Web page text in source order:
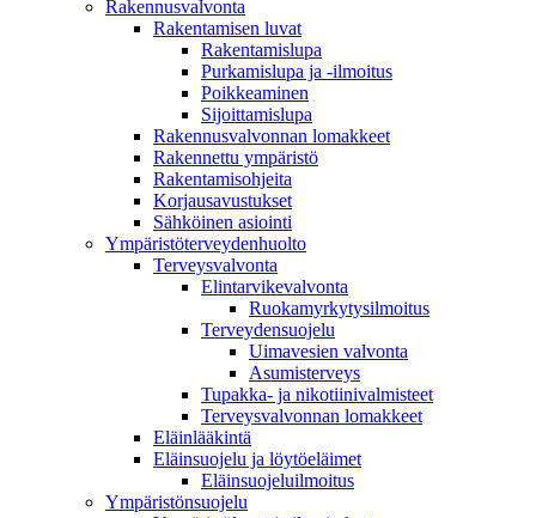
Rakennusvalvonta
Rakentamisen luvat
Rakentamislupa
Purkamislupa ja -ilmoitus
Poikkeaminen
Sijoittamislupa
Rakennusvalvonnan lomakkeet
Rakennettu ympäristö
Rakentamisohjeita
Korjausavustukset
Sähköinen asiointi
Ympäristöterveydenhuolto
Terveysvalvonta
Elintarvikevalvonta
Ruokamyrkytysilmoitus
Terveydensuojelu
Uimavesien valvonta
Asumisterveys
Tupakka- ja nikotiinivalmisteet
Terveysvalvonnan lomakkeet
Eläinlääkintä
Eläinsuojelu ja löytöeläimet
Eläinsuojeluilmoitus
Ympäristönsuojelu